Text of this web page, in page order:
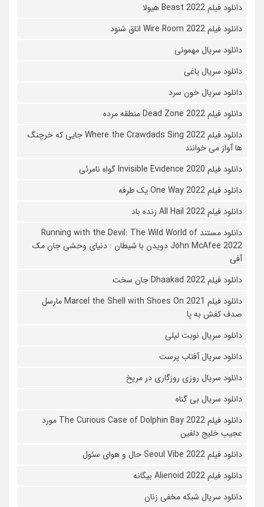
دانلود فیلم Beast 2022 هیولا
دانلود فیلم Wire Room 2022 اتاق شنود
دانلود سریال مهمونی
دانلود سریال یاغی
دانلود سریال خون سرد
دانلود فیلم 2022 Dead Zone منطقه مرده
دانلود فیلم Where the Crawdads Sing 2022 جایی که خرچنگ
ها آواز می خوانند
دانلود فیلم 2020 Invisible Evidence گواه نامرئی
دانلود فیلم One Way 2022 یک طرفه
دانلود فیلم All Hail 2022 زنده باد
دانلود مستند Running with the Devil: The Wild World of
John McAfee 2022 دویدن با شیطان : دنیای وحشی جان مک
آفی
دانلود فیلم Dhaakad 2022 جان سخت
دانلود فیلم Marcel the Shell with Shoes On 2021 مارسل
صدف کفش به پا
دانلود سریال نوبت لیلی
دانلود سریال آفتاب پرست
دانلود سریال روزی روزگاری در مریخ
دانلود سریال بی گناه
دانلود فیلم The Curious Case of Dolphin Bay 2022 مورد
عجیب خلیج دلفین
دانلود فیلم Seoul Vibe 2022 حال و هوای سئول
دانلود فیلم Alienoid 2022 بیگانه
دانلود سریال شبکه مخفی زنان